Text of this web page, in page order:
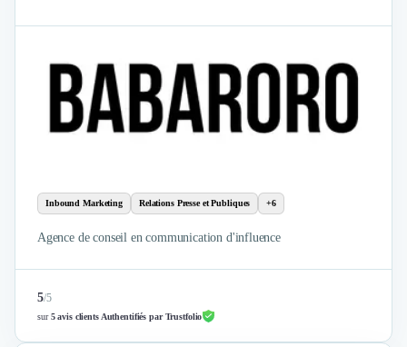
Inbound Marketing Relations Presse et Publiques +6
Agence de conseil en communication d'influence
5/5
sur5 avis clients Authentifiés par Trustfolio